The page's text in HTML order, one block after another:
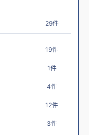
29件
19件
1件
4件
12件
3件